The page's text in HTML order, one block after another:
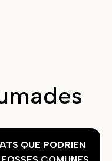
QUE PODRIEN